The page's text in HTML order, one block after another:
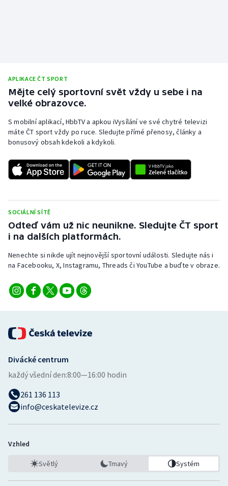
Veslování
Volejbal
Ostatní
APLIKACE ČT SPORT
Mějte celý sportovní svět vždy u sebe i na
velké obrazovce.
S mobilní aplikací, HbbTV a apkou iVysílání ve své chytré televizi
máte ČT sport vždy po ruce. Sledujte přímé přenosy, články a
bonusový obsah kdekoli a kdykoli.
SOCIÁLNÍ SÍTĚ
Odteď vám už nic neunikne. Sledujte ČT sport
i na dalších platformách.
Nenechte si nikde ujít nejnovější sportovní události. Sledujte nás i
na Facebooku, X, Instagramu, Threads či YouTube a buďte v obraze.
Divácké centrum
každý všední den:8:00—16:00 hodin
261 136 113
info@ceskatelevize.cz
Vzhled
Světlý Tmavý Systém